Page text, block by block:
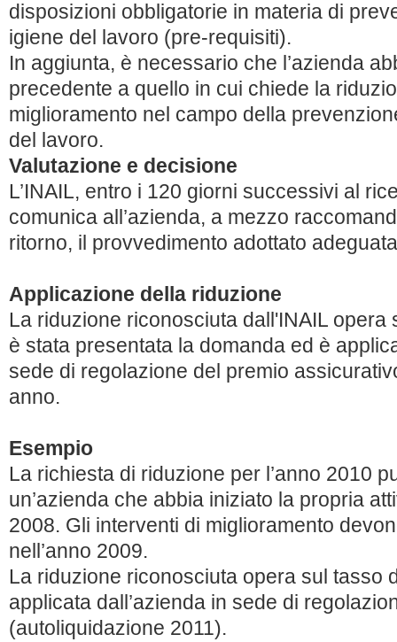
disposizioni obbligatorie in materia di
igiene del lavoro (pre-requisiti).
In aggiunta, è necessario che l’azienda
precedente a quello in cui chiede la
miglioramento nel campo della
del lavoro.
Valutazione e decisione
L’INAIL, entro i 120 giorni successivi al
comunica all’azienda, a mezzo
ritorno, il provvedimento adottato
Applicazione della riduzione
La riduzione riconosciuta dall'INAIL opera
è stata presentata la domanda ed è
sede di regolazione del premio
anno.
Esempio
La richiesta di riduzione per l’anno 2010
un’azienda che abbia iniziato la propria
2008. Gli interventi di miglioramento
nell’anno 2009.
La riduzione riconosciuta opera sul tasso
applicata dall’azienda in sede di
(autoliquidazione 2011).